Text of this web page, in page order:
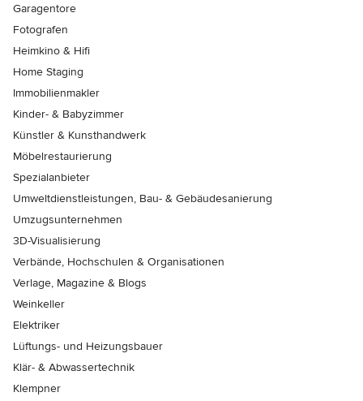
Garagentore
Fotografen
Heimkino & Hifi
Home Staging
Immobilienmakler
Kinder- & Babyzimmer
Künstler & Kunsthandwerk
Möbelrestaurierung
Spezialanbieter
Umweltdienstleistungen, Bau- & Gebäudesanierung
Umzugsunternehmen
3D-Visualisierung
Verbände, Hochschulen & Organisationen
Verlage, Magazine & Blogs
Weinkeller
Elektriker
Lüftungs- und Heizungsbauer
Klär- & Abwassertechnik
Klempner